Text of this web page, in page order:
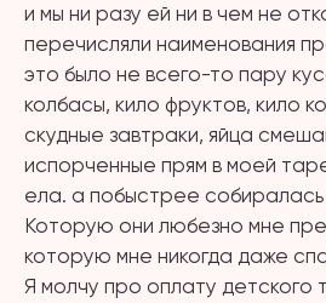
и мы ни разу ей ни в чем не
перечисляли наименования
это было не всего-то пару
колбасы, кило фруктов, кило
скудные завтраки, яйца
испорченные прям в моей
ела. а побыстрее
Которую они любезно мне
которую мне никогда даже
Я молчу про оплату детского